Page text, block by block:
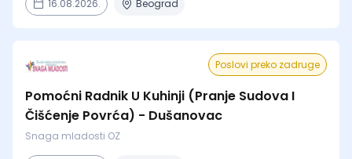
16.08.2026. Beograd
Poslovi preko zadruge
Pomoćni Radnik U Kuhinji (Pranje Sudova I
Čišćenje Povrća) - Dušanovac
Snaga mladosti OZ